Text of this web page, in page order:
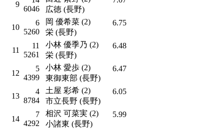
9
6046
広徳 (長野)
10
6
5260
岡 優希菜 (2)
栄 (長野)
6.75
11
11
5261
小林 優季乃 (2)
栄 (長野)
6.48
12
5
4399
小林 愛歩 (2)
東御東部 (長野)
6.47
13
4
8784
土屋 彩希 (2)
市立長野 (長野)
6.05
14
7
4292
相沢 可菜実 (2)
小諸東 (長野)
5.99